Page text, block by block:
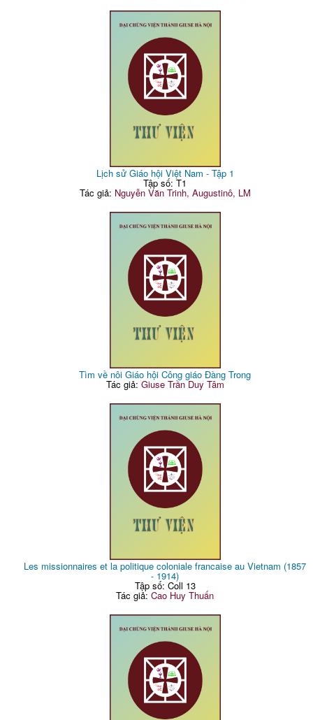
Lịch sử Giáo hội Việt Nam - Tập 1
Tập số: T1
Tác giả: Nguyễn Văn Trinh, Augustinô, LM
Tìm về nôi Giáo hội Công giáo Đàng Trong
Tác giả: Giuse Trần Duy Tâm
Les missionnaires et la politique coloniale francaise au Vietnam (1857
- 1914)
Tập số: Coll 13
Tác giả:Cao Huy Thuấn